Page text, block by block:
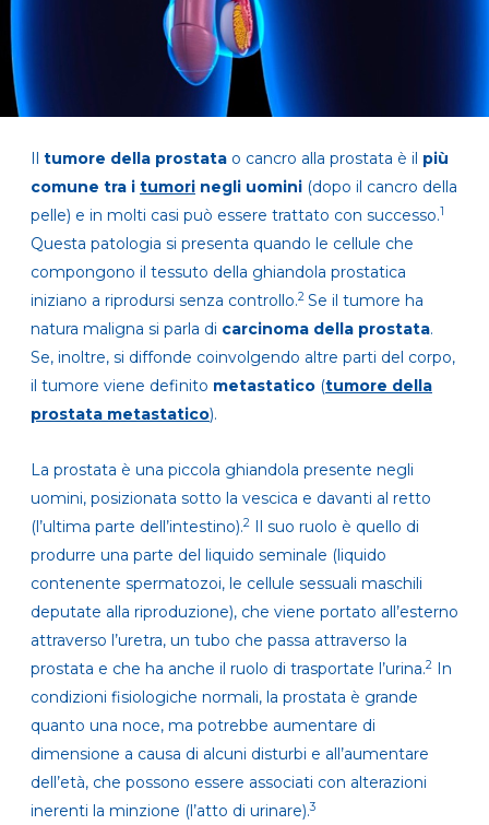
tumore della prostata o cancro alla prostata è il più
comune tra i tumori negli uomini (dopo il cancro della
pelle) e in molti casi può essere trattato con successo.1
Questa patologia si presenta quando le cellule che
compongono il tessuto della ghiandola prostatica
iniziano a riprodursi senza controllo.2 Se il tumore ha
natura maligna si parla di carcinoma della prostata.
Se, inoltre, si diffonde coinvolgendo altre parti del corpo,
il tumore viene definito metastatico (tumore della
prostata metastatico).
La prostata è una piccola ghiandola presente negli
uomini, posizionata sotto la vescica e davanti al retto
(l’ultima parte dell’intestino).2
Il suo ruolo è quello di
produrre una parte del liquido seminale (liquido
contenente spermatozoi, le cellule sessuali maschili
deputate alla riproduzione), che viene portato all’esterno
attraverso l’uretra, un tubo che passa attraverso la
prostata e che ha anche il ruolo di trasportate l’urina.2
In
condizioni fisiologiche normali, la prostata è grande
quanto una noce, ma potrebbe aumentare di
dimensione a causa di alcuni disturbi e all’aumentare
dell’età, che possono essere associati con alterazioni
inerenti la minzione (l’atto di urinare).3